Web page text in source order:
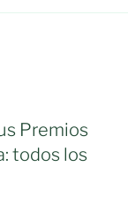
Premios
todos los